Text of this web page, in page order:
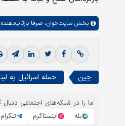
بخش سایت‌خوان، صرفا
چین حمله اسرائیل به
ما را در شبکه‌های اجتماعی دنبال
بله
اینستاگرم تلگرام